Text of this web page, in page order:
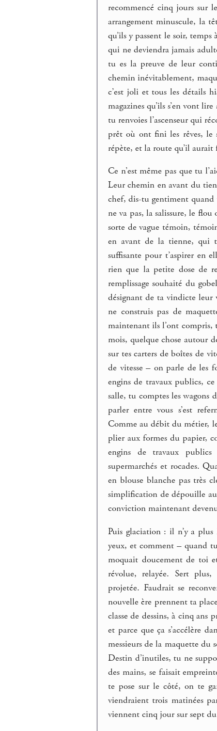
recommencé cinq jours sur
arrangement minuscule, la
qu’ils y passent le soir,
qui ne deviendra jamais
tu es la preuve de leur
chemin inévitablement,
c’est joli et tous les détails
magazines qu’ils s’en vont
tu renvoies l’ascenseur qui
prêt où ont fini les rêves, le
répète, et la route qu’il
Ce n’est même pas que tu
Leur chemin en avant du
chef, dis-tu gentiment quand
ne va pas, la salissure, le
sorte de vague témoin,
en avant de la tienne, qui
suffisante pour t’aspirer en
rien que la petite dose de
remplissage souhaité du
désignant de ta vindicte
ne construis pas de
maintenant ils l’ont compris,
mois, quelque chose autour
sur tes carters de boîtes de
de vitesse – on parle de les
engins de travaux publics,
salle, tu comptes les wagons
parler entre vous s’est
Comme au débit du métier,
plier aux formes du papier,
engins de travaux
supermarchés et rocades.
en blouse blanche pas très
simplification de dépouille
conviction maintenant
Puis glaciation : il n’y a
yeux, et comment – quand
moquait doucement de toi
révolue, relayée. Sert
projetée. Faudrait se
nouvelle ère prennent ta
classe de dessins, à cinq
et parce que ça s’accélère
messieurs de la maquette du
Destin d’inutiles, tu ne
des mains, se faisait
te pose sur le côté, on te
viendraient trois matinées
viennent cinq jour sur sept